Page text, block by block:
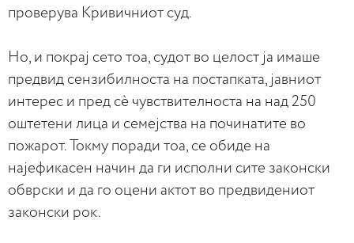
проверува Кривичниот суд.
Но, и покрај сето тоа, судот во целост ја имаше
предвид сензибилноста на постапката, јавниот
интерес и пред сè чувствителноста на над 250
оштетени лица и семејства на починатите во
пожарот. Токму поради тоа, се обиде на
најефикасен начин да ги исполни сите законски
обврски и да го оцени актот во предвидениот
законски рок.